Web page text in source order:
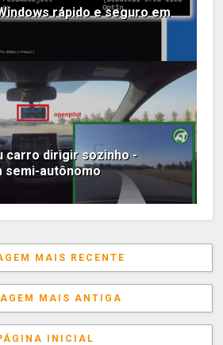
rápido e seguro em
carro dirigir sozinho -
semi-autônomo
MAIS RECENTE
MAIS ANTIGA
INICIAL